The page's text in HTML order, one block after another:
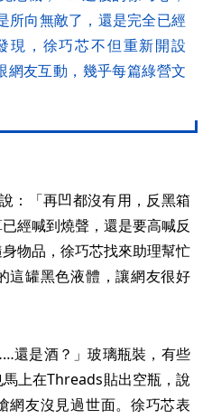
所向無敵了，還是完全已經
現，徐巧芯不但重新開設
友互動，幾乎每篇綠營文
：「再凹都沒有用，反黑箱
經喊到燒聲，還是要高喊反
物品，徐巧芯找來助理幫忙
這罐黑色液體，讓網友很好
還是酒？」玻璃瓶裝，有些
上在Threads貼出空瓶，說
網友沒見過世面。徐巧芯表